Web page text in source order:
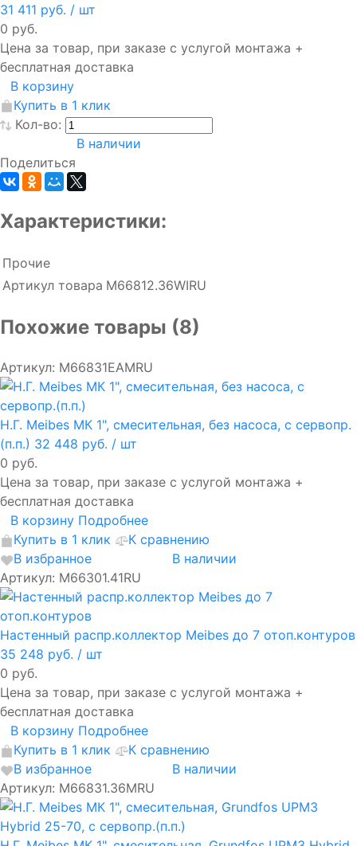
31 411 руб. / шт
0 руб.
Цена за товар, при заказе с услугой монтажа +
бесплатная доставка
В корзину
Купить в 1 клик
Кол-во:
В наличии
Поделиться
Характеристики:
Прочие
Артикул товара M66812.36WIRU
Похожие товары (8)
Артикул: M66831EAMRU
Н.Г. Meibes МК 1", смесительная, без насоса, с сервопр.
(п.п.) 32 448 руб. / шт
0 руб.
Цена за товар, при заказе с услугой монтажа +
бесплатная доставка
В корзину Подробнее
Купить в 1 клик
К сравнению
В избранное
В наличии
Артикул: М66301.41RU
Настенный распр.коллектор Meibes до 7 отоп.контуров
35 248 руб. / шт
0 руб.
Цена за товар, при заказе с услугой монтажа +
бесплатная доставка
В корзину Подробнее
Купить в 1 клик
К сравнению
В избранное
В наличии
Артикул: M66831.36MRU